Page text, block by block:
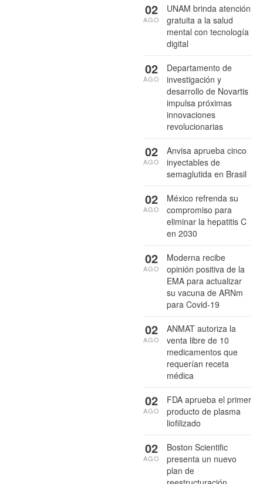
UNAM brinda atención
gratuita a la salud
mental con tecnología
digital
02
AGO
Departamento de
investigación y
desarrollo de Novartis
impulsa próximas
innovaciones
revolucionarias
02
AGO
Anvisa aprueba cinco
inyectables de
semaglutida en Brasil
02
AGO
México refrenda su
compromiso para
eliminar la hepatitis C
en 2030
02
AGO
Moderna recibe
opinión positiva de la
EMA para actualizar
su vacuna de ARNm
para Covid-19
02
AGO
ANMAT autoriza la
venta libre de 10
medicamentos que
requerían receta
médica
02
AGO
FDA aprueba el primer
producto de plasma
liofilizado
02
AGO
Boston Scientific
presenta un nuevo
plan de
02
AGO